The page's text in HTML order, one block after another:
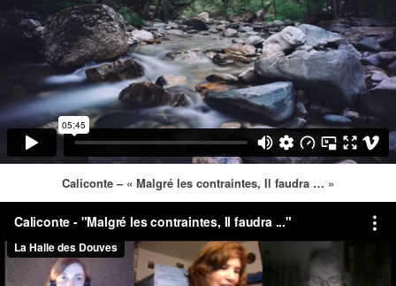
Caliconte – « Malgré les contraintes, Il faudra … »